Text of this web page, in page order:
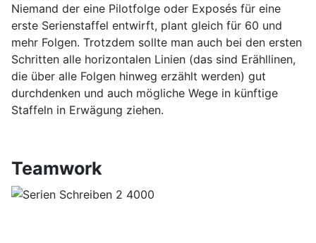
Niemand der eine Pilotfolge oder Exposés für eine
erste Serienstaffel entwirft, plant gleich für 60 und
mehr Folgen. Trotzdem sollte man auch bei den ersten
Schritten alle horizontalen Linien (das sind Erähllinen,
die über alle Folgen hinweg erzählt werden) gut
durchdenken und auch mögliche Wege in künftige
Staffeln in Erwägung ziehen.
Teamwork